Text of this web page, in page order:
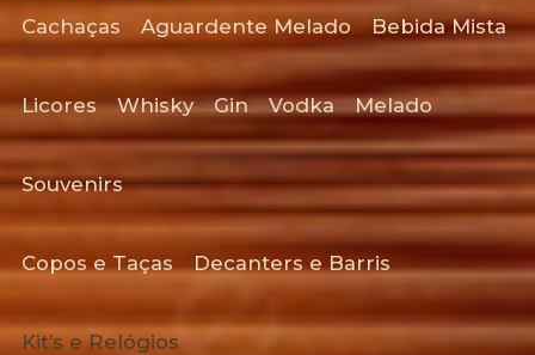
Cachaças Aguardente Melado Bebida Mista
Licores Whisky Gin Vodka Melado
Souvenirs
Copos e Taças Decanters e Barris​
Kit’s e Relógios